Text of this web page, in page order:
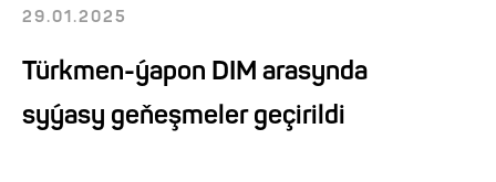
29.01.2025
Türkmen-ýapon DIM arasynda
syýasy geňeşmeler geçirildi